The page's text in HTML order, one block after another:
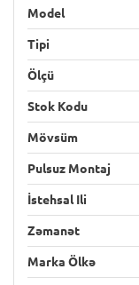
Model
Tipi
Ölçü
Stok Kodu
Mövsüm
Pulsuz Montaj
İstehsal Ili
Zəmanət
Marka Ölkə